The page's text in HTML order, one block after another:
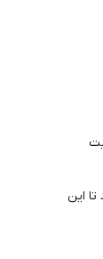
شود تا این